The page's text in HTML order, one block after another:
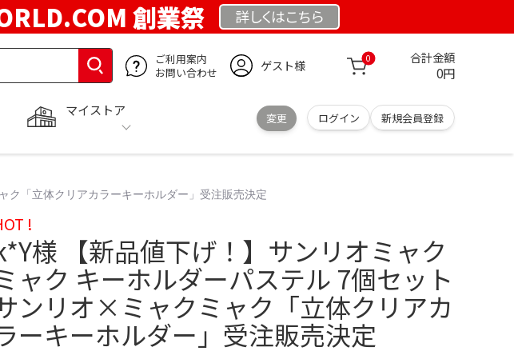
創業祭 詳しくはこちら
ご利用案内
お問い合わせ
ゲスト様 0 合計金額
0円
マイストア
変更 ログイン 新規会員登録
ク「立体クリアカラーキーホルダー」受注販売決定
!
様 【新品値下げ！】サンリオミャク
ャク キーホルダーパステル 7個セット
ンリオ×ミャクミャク「立体クリアカ
ーキーホルダー」受注販売決定